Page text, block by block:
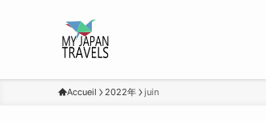
Accueil 2022年 juin